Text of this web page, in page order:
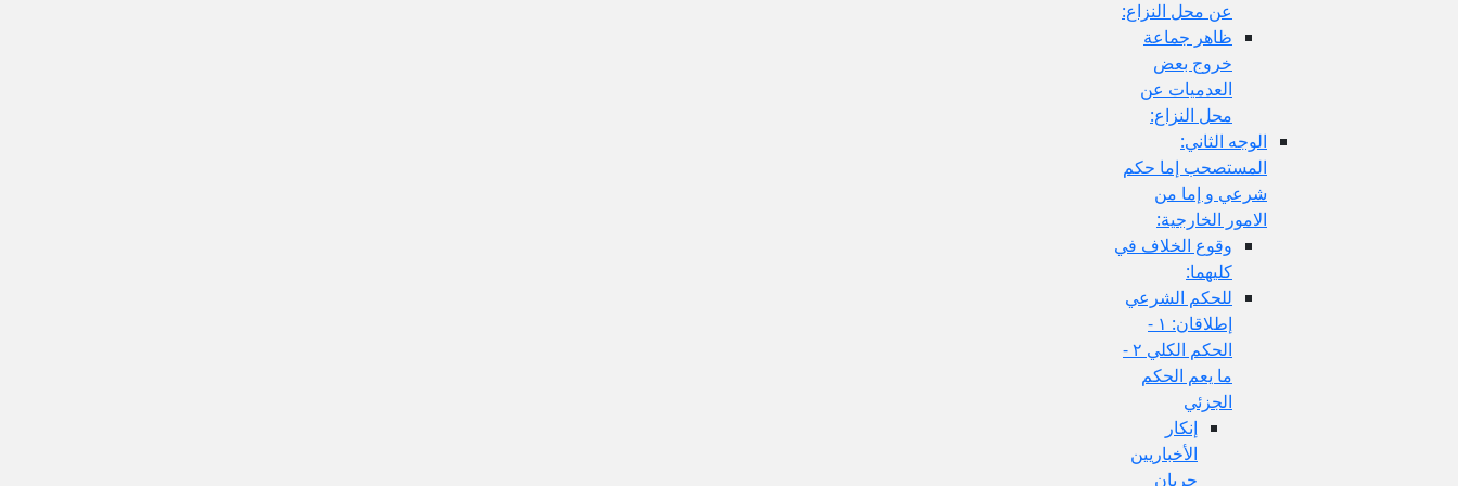
عن محل النزاع:
ظاهر جماعة
خروج بعض
العدميات عن
محل النزاع:
الوجه الثاني:
المستصحب إما حكم
شرعي و إما من
الامور الخارجية:
وقوع الخلاف في
كليهما:
للحكم الشرعي
إطلاقان: ١ -
الحكم الكلي ٢ -
ما يعم الحكم
الجزئي
إنكار
الأخباريين
جريان